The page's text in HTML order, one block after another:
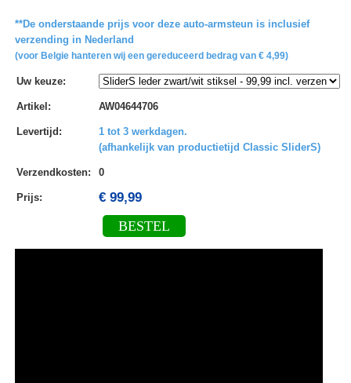
**De onderstaande prijs voor deze auto-armsteun is inclusief
verzending in Nederland
(voor Belgie hanteren wij een gereduceerd bedrag van € 4,99)
Uw keuze:
Artikel : AW04644706
Levertijd :
1 tot 3 werkdagen.
(afhankelijk van productietijd Classic SliderS)
Verzendkosten: 0
Prijs: € 99,99
BESTEL